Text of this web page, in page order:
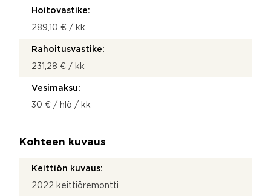
Hoitovastike:
289,10 € / kk
Rahoitusvastike:
231,28 € / kk
Vesimaksu:
30 € / hlö / kk
Kohteen kuvaus
Keittiön kuvaus:
2022 keittiöremontti